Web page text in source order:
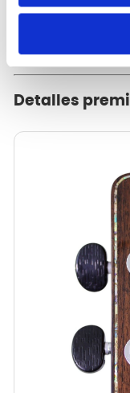
moderna.
Detalles